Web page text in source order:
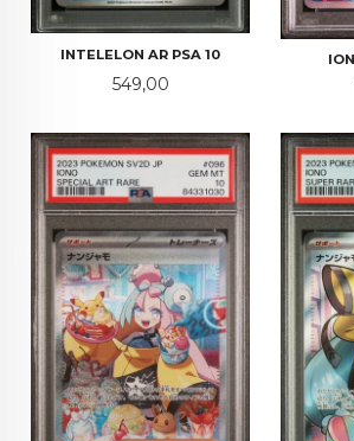
INTELELON AR PSA 10
Pris
549,00